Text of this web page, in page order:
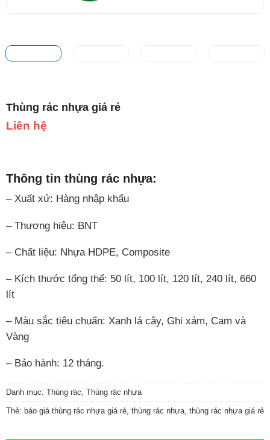
Thùng rác nhựa giá rẻ
Liên hệ
Thông tin thùng rác nhựa:
– Xuất xứ: Hàng nhập khẩu
– Thương hiệu: BNT
– Chất liệu: Nhựa HDPE, Composite
– Kích thước tổng thể: 50 lít, 100 lít, 120 lít, 240 lít, 660
lít
– Màu sắc tiêu chuẩn: Xanh lá cây, Ghi xám, Cam và
Vàng
– Bảo hành: 12 tháng.
Danh mục: Thùng rác Thùng rác nhựa
Thẻ: báo giá thùng rác nhựa giá rẻ, thùng rác nhựa, thùng rác nhựa giá rẻ